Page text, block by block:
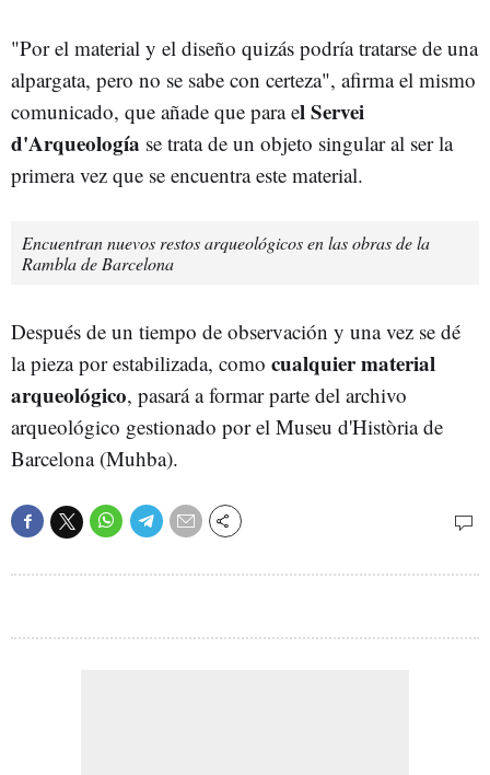
"Por el material y el diseño quizás podría tratarse de una
alpargata, pero no se sabe con certeza", afirma el mismo
comunicado, que añade que para el Servei
d'Arqueología se trata de un objeto singular al ser la
primera vez que se encuentra este material.
Encuentran nuevos restos arqueológicos en las obras de la
Rambla de Barcelona
Después de un tiempo de observación y una vez se dé
la pieza por estabilizada, como cualquier material
arqueológico, pasará a formar parte del archivo
arqueológico gestionado por el Museu d'Història de
Barcelona (Muhba).